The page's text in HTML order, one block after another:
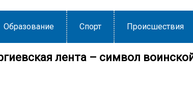
Образование Спорт Происшествия
лента – символ